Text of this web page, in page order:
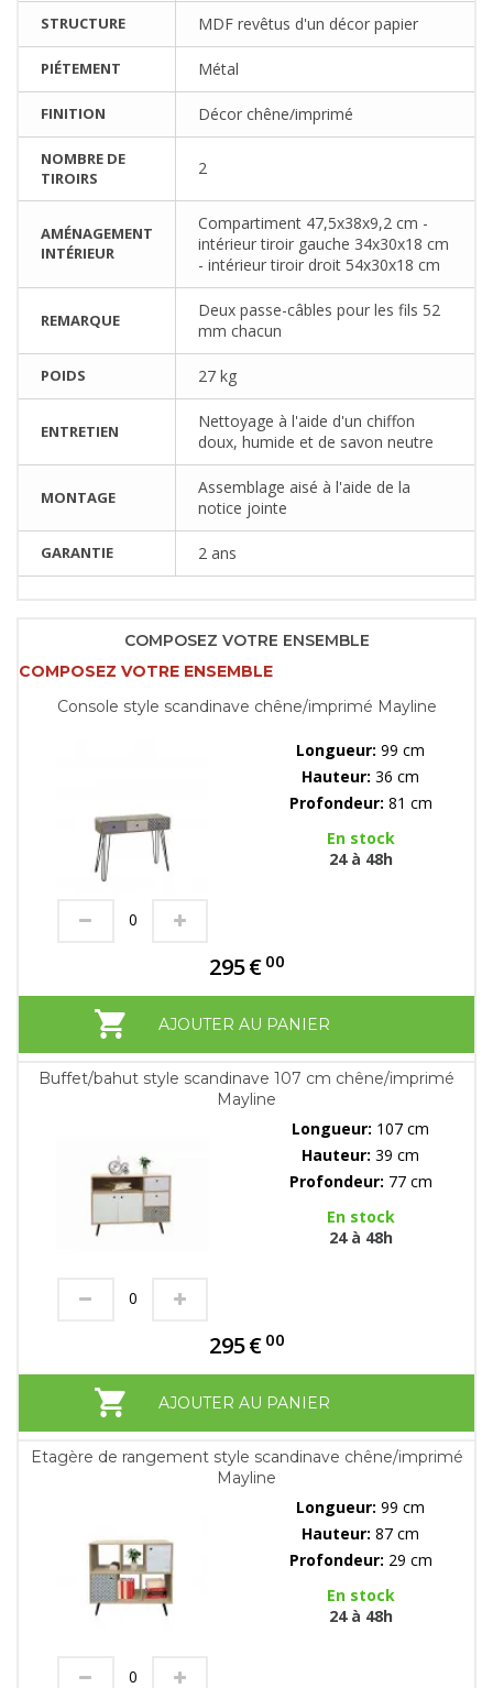
STRUCTURE MDF revêtus d'un décor papier
PIÉTEMENT Métal
FINITION Décor chêne/imprimé
NOMBRE DE
TIROIRS
2
AMÉNAGEMENT
INTÉRIEUR
Compartiment 47,5x38x9,2 cm -
intérieur tiroir gauche 34x30x18 cm
- intérieur tiroir droit 54x30x18 cm
REMARQUE
Deux passe-câbles pour les fils 52
mm chacun
POIDS 27 kg
ENTRETIEN
Nettoyage à l'aide d'un chiffon
doux, humide et de savon neutre
MONTAGE
Assemblage aisé à l'aide de la
notice jointe
GARANTIE 2 ans
COMPOSEZ VOTRE ENSEMBLE
COMPOSEZ VOTRE ENSEMBLE
Console style scandinave chêne/imprimé Mayline
Longueur: 99 cm
Hauteur: 36 cm
Profondeur: 81 cm
En stock
24 à 48h
295€ 00
AJOUTER AU PANIER
Buffet/bahut style scandinave 107 cm chêne/imprimé
Mayline
Longueur: 107 cm
Hauteur: 39 cm
Profondeur: 77 cm
En stock
24 à 48h
295€ 00
AJOUTER AU PANIER
Etagère de rangement style scandinave chêne/imprimé
Mayline
Longueur: 99 cm
Hauteur: 87 cm
Profondeur: 29 cm
En stock
24 à 48h